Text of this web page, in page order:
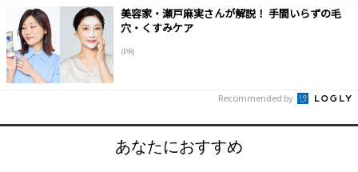
美容家・瀬戸麻実さんが解説！ 手間いらずの毛
穴・くすみケア
(PR)
Recommended by
あなたにおすすめ